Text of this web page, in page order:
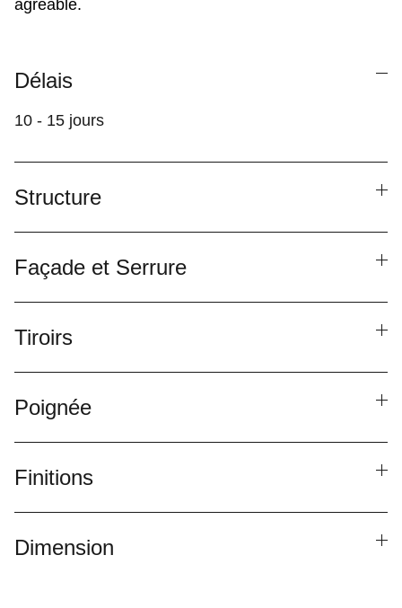
agréable.
Délais
10 - 15 jours
Structure
Façade et Serrure
Tiroirs
Poignée
Finitions
Dimension